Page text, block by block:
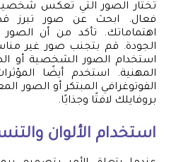
تختار الصور التي تعكس
فعال. ابحث عن صور تبرز
اهتماماتك. تأكد من أن
الجودة. قم بتجنب صور غير
استخدام الصور الشخصية أو
المهنية. استخدم أيضًا
الفوتوغرافي المبتكر أو الصور
بروفايلك لافتًا وجذابًا.
استخدام الألوان